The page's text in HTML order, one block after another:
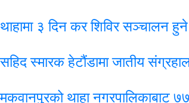
थाहामा ३ दिन कर शिविर सञ्चालन हुने
सहिद स्मारक हेटौंडामा जातीय
मकवानपुरको थाहा नगरपालिकाबाट